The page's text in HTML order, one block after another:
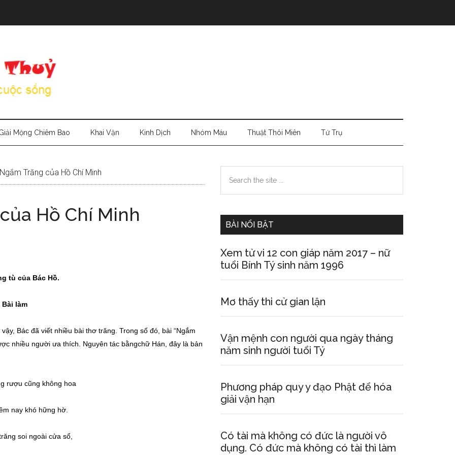
Mộng Chiêm Bao Khai Vận Kinh Dịch Nhóm Máu Thuật Thôi Miên Tứ Trụ
Trăng của Hồ Chí Minh
Hồ Chí Minh
tù của Bác Hồ.
Bài làm
Bác đã viết nhiều bài thơ trăng. Trong số đó, bài “Ngắm
nhiều người ưa thích. Nguyên tác bằngchữ Hán, đây là bản
rượu cũng không hoa
nay khó hững hờ.
soi ngoài cửa sổ,
Primary
Sidebar
the
BÀI NỔI BẬT
Xem tử vi 12 con giáp năm 2017 – nữ
tuổi Bính Tý sinh năm 1996
Mơ thấy thi cử gian lận
Vận mệnh con người qua ngày tháng
năm sinh người tuổi Tý
Phương pháp quy y đạo Phật để hóa
giải vận hạn
Có tài mà không có đức là người vô
dụng. Có đức mà không có tài thì làm